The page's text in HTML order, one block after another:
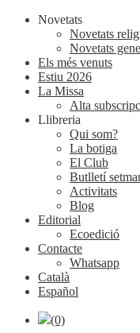
Novetats
Novetats
Novetats
Els més venuts
Estiu 2026
La Missa
Alta
Llibreria
Qui som?
La botiga
El Club
Butlletí
Activitats
Blog
Editorial
Ecoedició
Contacte
Whatsapp
Català
Español
(0)